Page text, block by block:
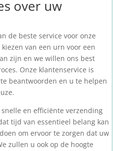
over uw
de beste service voor onze
van een urn voor een
zijn en we willen ons best
Onze klantenservice is
beantwoorden en u te helpen
en efficiënte verzending
tijd van essentieel belang kan
om ervoor te zorgen dat uw
zullen u ook op de hoogte